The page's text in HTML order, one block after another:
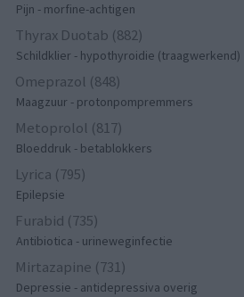
Pijn - morfine-achtigen
Thyrax Duotab (882)
Schildklier - hypothyroidie (traagwerkend)
Omeprazol (848)
Maagzuur - protonpompremmers
Metoprolol (817)
Bloeddruk - betablokkers
Lyrica (795)
Epilepsie
Furabid (735)
Antibiotica - urineweginfectie
Mirtazapine (731)
Depressie - antidepressiva overig